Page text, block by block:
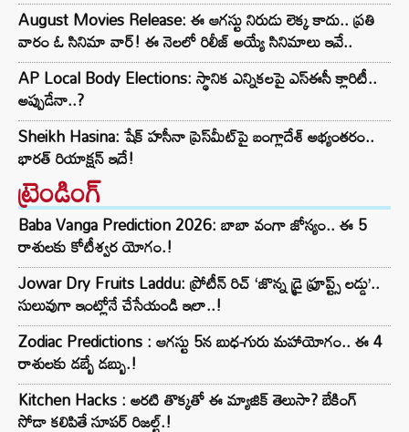
August Movies Release: ఈ ఆగస్టు నిరుడు లెక్క కాదు.. ప్రతి
వారం ఓ సినిమా వార్! ఈ నెలలో రిలీజ్ అయ్యే సినిమాలు ఇవే..
AP Local Body Elections: స్థానిక ఎన్నికలపై ఎస్ఈసీ క్లారిటీ..
అప్పుడేనా..?
Sheikh Hasina: షేక్ హసీనా ప్రెస్‌మీట్‌పై బంగ్లాదేశ్ అభ్యంతరం..
భారత్ రియాక్షన్ ఇదే!
ట్రెండింగ్‌
Baba Vanga Prediction 2026: బాబా వంగా జోస్యం.. ఈ 5
రాశులకు కోటీశ్వర యోగం.!
Jowar Dry Fruits Laddu: ప్రోటీన్ రిచ్ ‘జొన్న డ్రై ఫ్రూప్ట్స్ లడ్డు’..
సులువుగా ఇంట్లోనే చేసేయండి ఇలా..!
Zodiac Predictions : ఆగస్టు 5న బుధ-గురు మహాయోగం.. ఈ 4
రాశులకు డబ్బే డబ్బు.!
Kitchen Hacks : అరటి తొక్కతో ఈ మ్యాజిక్ తెలుసా? బేకింగ్
సోడా కలిపితే సూపర్ రిజల్ట్.!